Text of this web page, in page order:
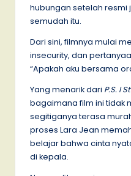
hubungan setelah resmi
semudah itu.
Dari sini, filmnya mulai
insecurity, dan
“Apakah aku bersama
Yang menarik dari P.S. I
bagaimana film ini tidak
segitiganya terasa
proses Lara Jean
belajar bahwa cinta
di kepala.